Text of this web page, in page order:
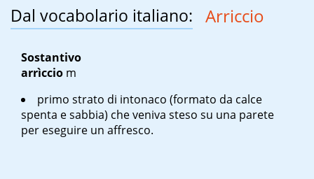
Dal vocabolario italiano: Arriccio
Sostantivo
arrìccio m
primo strato di intonaco (formato da calce
spenta e sabbia) che veniva steso su una parete
per eseguire un affresco.